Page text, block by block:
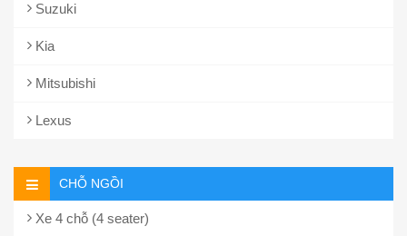
Suzuki
Kia
Mitsubishi
Lexus
CHỖ NGỒI
Xe 4 chỗ (4 seater)